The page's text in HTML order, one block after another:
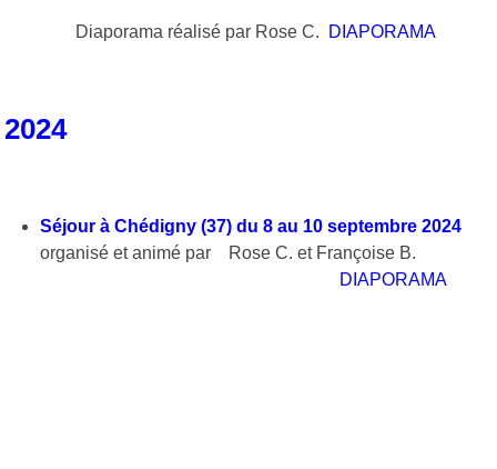
Diaporama réalisé par Rose C. DIAPORAMA
2024
Séjour à Chédigny (37) du 8 au 10 septembre 2024
organisé et animé par
Rose C. et Françoise B.
DIAPORAMA